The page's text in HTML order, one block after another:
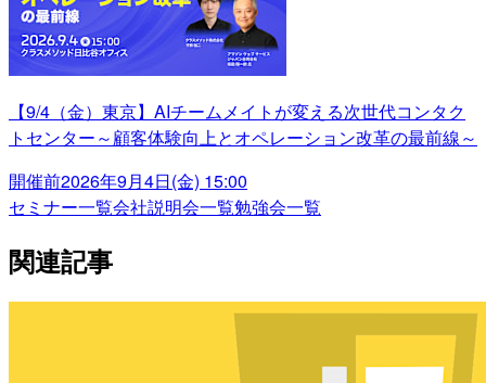
【9/4（金）東京】AIチームメイトが変える次世代コンタク
トセンター～顧客体験向上とオペレーション改革の最前線～
開催前2026年9月4日(金) 15:00
セミナー一覧会社説明会一覧勉強会一覧
関連記事